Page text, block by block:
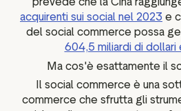
acquirenti sui social nel 2023 e
del social commerce possa
604,5 miliardi di dollari
Ma cos'è esattamente il
Il social commerce è una
commerce che sfrutta gli